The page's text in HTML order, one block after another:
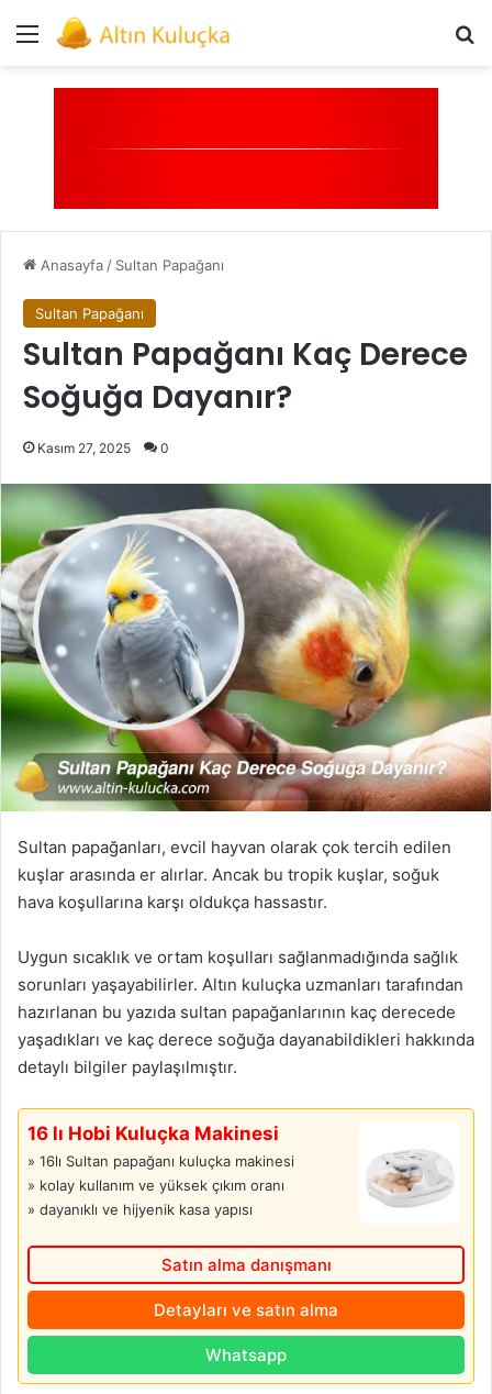
Menü
Anasayfa / Sultan Papağanı
Sultan Papağanı
Sultan Papağanı Kaç Derece
Soğuğa Dayanır?
Kasım 27, 2025 0
Sultan papağanları, evcil hayvan olarak çok tercih edilen
kuşlar arasında er alırlar. Ancak bu tropik kuşlar, soğuk
hava koşullarına karşı oldukça hassastır.
Uygun sıcaklık ve ortam koşulları sağlanmadığında sağlık
sorunları yaşayabilirler. Altın kuluçka uzmanları tarafından
hazırlanan bu yazıda sultan papağanlarının kaç derecede
yaşadıkları ve kaç derece soğuğa dayanabildikleri hakkında
detaylı bilgiler paylaşılmıştır.
16 lı Hobi Kuluçka Makinesi
» 16lı Sultan papağanı kuluçka makinesi
» kolay kullanım ve yüksek çıkım oranı
» dayanıklı ve hijyenik kasa yapısı
Satın alma danışmanı
Detayları ve satın alma
Whatsapp